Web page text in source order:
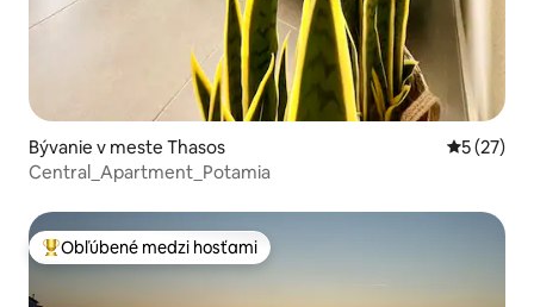
Bývanie v meste Thasos
5 (27)
Central_Apartment_Potamia
Najobľúbenejšie medzi hosťami
Obľúbené medzi hosťami